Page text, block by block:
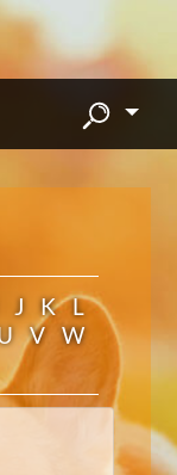
J K
L
V
W